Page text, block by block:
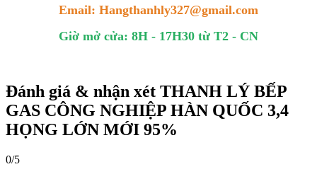
Email: Hangthanhly327@gmail.com
Giờ mở cửa: 8H - 17H30 từ T2 - CN
Đánh giá & nhận xét THANH LÝ BẾP
GAS CÔNG NGHIỆP HÀN QUỐC 3,4
HỌNG LỚN MỚI 95%
0/5